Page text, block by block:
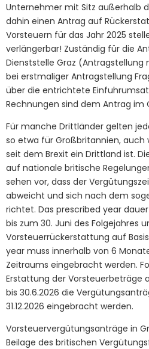
Unternehmer mit Sitz außerhalb
dahin einen Antrag auf
Vorsteuern für das Jahr 2025
verlängerbar! Zuständig für die
Dienststelle Graz (Antragstellung
bei erstmaliger Antragstellung
über die entrichtete
Rechnungen sind dem Antrag im
Für manche Drittländer gelten
so etwa für Großbritannien, auch
seit dem Brexit ein Drittland ist.
auf nationale britische
sehen vor, dass der
abweicht und sich nach dem
richtet. Das prescribed year
bis zum 30. Juni des Folgejahres
Vorsteuerrückerstattung auf
year muss innerhalb von 6
Zeitraums eingebracht werden.
Erstattung der Vorsteuerbeträge
bis 30.6.2026 die
31.12.2026 eingebracht werden.
Vorsteuervergütungsanträge in
Beilage des britischen